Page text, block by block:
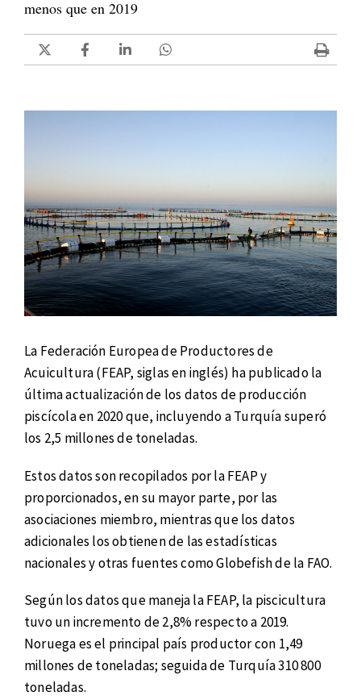
menos que en 2019
La Federación Europea de Productores de
Acuicultura (FEAP, siglas en inglés) ha publicado la
última actualización de los datos de producción
piscícola en 2020 que, incluyendo a Turquía superó
los 2,5 millones de toneladas.
Estos datos son recopilados por la FEAP y
proporcionados, en su mayor parte, por las
asociaciones miembro, mientras que los datos
adicionales los obtienen de las estadísticas
nacionales y otras fuentes como Globefish de la FAO.
Según los datos que maneja la FEAP, la piscicultura
tuvo un incremento de 2,8% respecto a 2019.
Noruega es el principal país productor con 1,49
millones de toneladas; seguida de Turquía 310 800
toneladas.